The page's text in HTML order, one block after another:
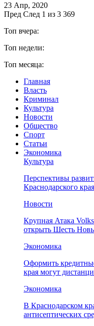
23 Апр, 2020
Пред След 1 из 3 369
Топ вчера:
Топ недели:
Топ месяца:
Главная
Власть
Криминал
Культура
Новости
Общество
Спорт
Статьи
Экономика
Культура
Перспективы
Краснодарского
Новости
Крупная Атака
открыть Шесть
Экономика
Оформить
края могут
Экономика
В Краснодарском
антисептических